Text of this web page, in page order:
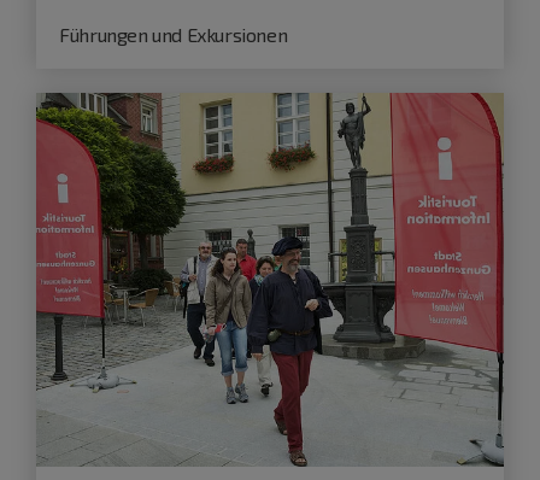
Führungen und Exkursionen